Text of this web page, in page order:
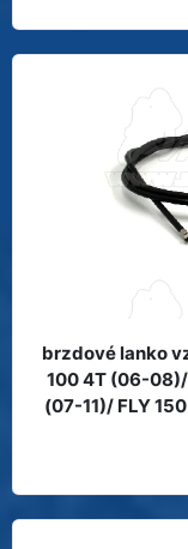
brzdové lanko
100 4T (06-08)/
(07-11)/ FLY